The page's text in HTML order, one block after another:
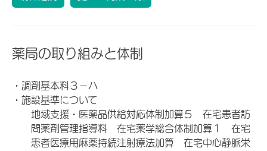
薬局の取り組みと体制
・調剤基本料３－ハ
・施設基準について
地域支援・医薬品供給対応体制加算５ 在宅患者訪
問薬剤管理指導料 在宅薬学総合体制加算１ 在宅
患者医療用麻薬持続注射療法加算 在宅中心静脈栄